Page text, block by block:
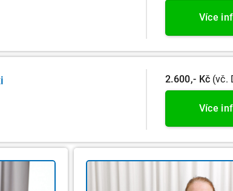
Více
2.600,- Kč (vč.
Více